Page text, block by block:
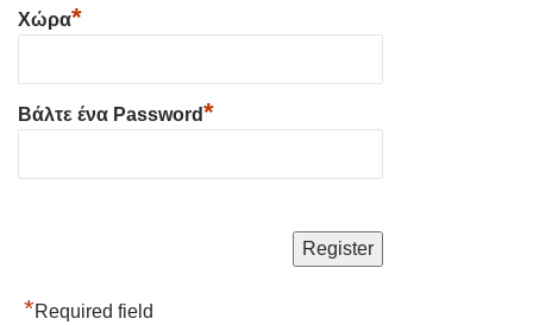
Χώρα*
Βάλτε ένα Password*
*Required field